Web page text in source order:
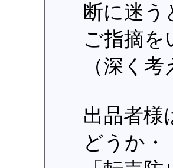
断に迷う
ご指摘
（深く
出品者様
どうか・